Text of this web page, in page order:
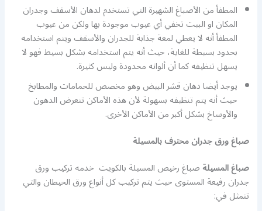
المطفأ من الأصباغ الشهيرة التي تستخدم لدهان الأسقف وجدران
المكان او البيت تخفي أي عيوب موجودة بها ولكن من عيوب
المطفأ أنه لا يعطي لمعة جذابة للجدران والأسقف ويتم استخدامه
بحدود بسيطة للغاية، حيث أنه يتم استخدامه بشكل بسيط فهو لا
يسهل تنظيفه كما أن ألوانه محدودة وليس كثيرة.
يوجد أيضا دهان قشر البيض وهو مخصص للحمامات والمطابخ
حيث أنه يتم تنظيفه بسهولة لأن هذه الأماكن تتعرض الدهون
والأوساخ بشكل أكبر من الأماكن الأخرى.
صباغ ورق جدران محترف بالمسيلة
صباغ المسيلةصباغ رخيص المسيلة بالكويت خدمه تركيب ورق
جدران رفيعة المستوى حيث يتم تركيب كل أنواع ورق الحيطان والتي
تتمثل في: